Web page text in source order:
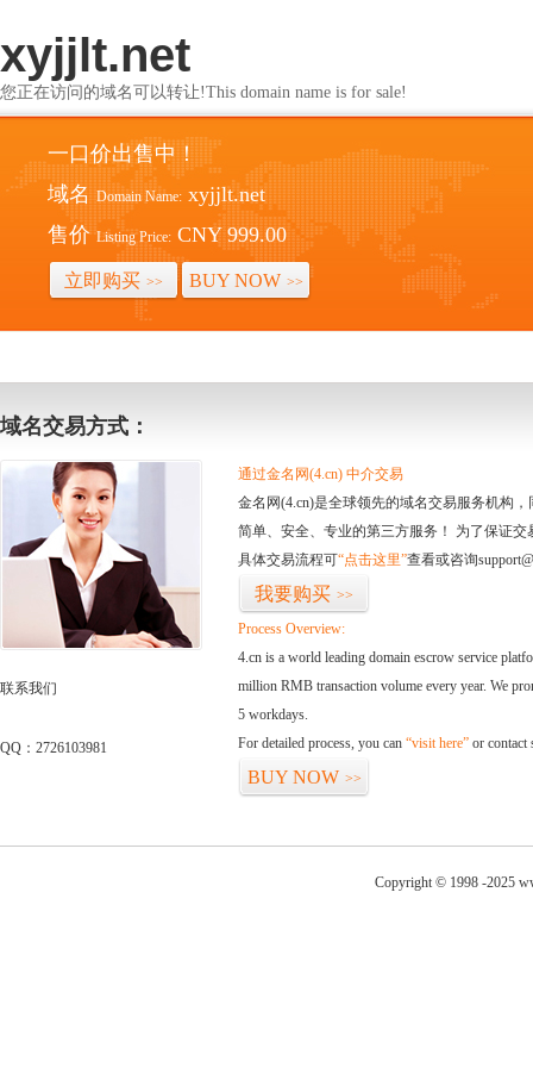
xyjjlt.net
您正在访问的域名可以转让!This domain name is for sale!
一口价出售中！
域名 Domain Name: xyjjlt.net
售价 Listing Price: CNY 999.00
立即购买 >> BUY NOW >>
域名交易方式：
联系我们
QQ：2726103981
通过金名网(4.cn) 中介交易
金名网(4.cn)是全球领先的域名交易服务机构
简单、安全、专业的第三方服务！ 为了保证
具体交易流程可“点击这里”查看或咨询
我要购买 >>
Process Overview:
4.cn is a world leading domain escrow service
million RMB transaction volume every year. We
5 workdays.
For detailed process, you can “visit here” or contact
BUY NOW >>
Copyright © 1998 -2025